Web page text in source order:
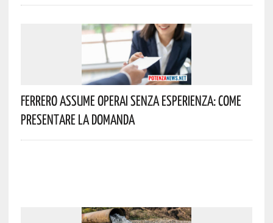
Ferrero Assume Operai Senza Esperienza: Come
Presentare La Domanda